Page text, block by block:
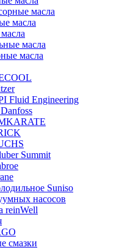
масла
масла
масла
масла
Fluid Engineering
Summit
Suniso
насосов
reinWell
смазки